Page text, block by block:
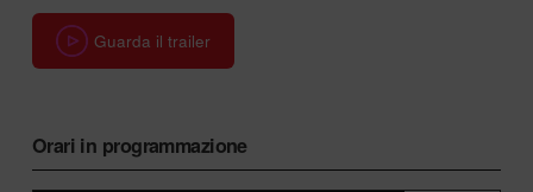
Guarda il trailer
Orari in programmazione